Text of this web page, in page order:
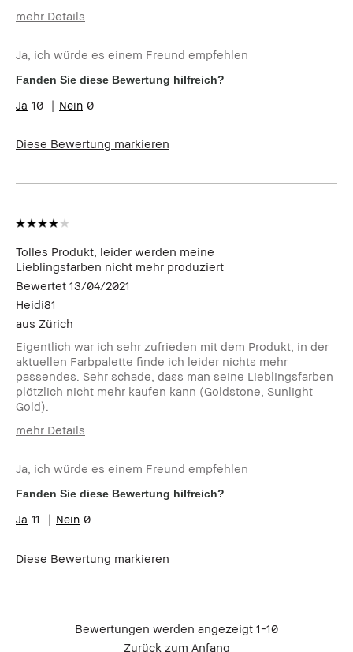
mehr Details
Hauttyp
Normal
Hautton
Hell - Mittel
Hautbedürfnis(se)
Ja, ich würde es einem Freund empfehlen
Fanden Sie diese Bewertung hilfreich?
10 0
Diese Bewertung markieren
Tolles Produkt, leider werden meine
Lieblingsfarben nicht mehr produziert
Bewertet 13/04/2021
Heidi81
aus Zürich
Eigentlich war ich sehr zufrieden mit dem Produkt, in der
aktuellen Farbpalette finde ich leider nichts mehr
passendes. Sehr schade, dass man seine Lieblingsfarben
plötzlich nicht mehr kaufen kann (Goldstone, Sunlight
Gold).
mehr Details
Ja, ich würde es einem Freund empfehlen
Fanden Sie diese Bewertung hilfreich?
11 0
Diese Bewertung markieren
Bewertungen werden angezeigt 1-10
Zurück zum Anfang